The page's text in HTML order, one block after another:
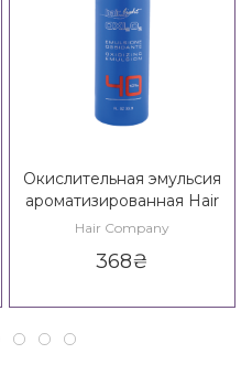
Окислительная эмульсия
ароматизированная Hair
Company Hair Natural Light
Hair Company
368₴